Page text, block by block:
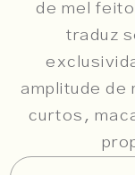
de mel
traduz
amplitude
curtos,